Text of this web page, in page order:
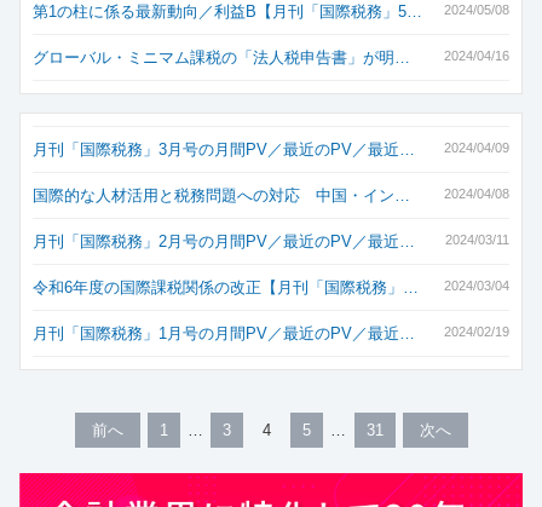
2024/05/08
第1の柱に係る最新動向／利益B【月刊「国際税務」5…
2024/04/16
グローバル・ミニマム課税の「法人税申告書」が明…
2024/04/09
月刊「国際税務」3月号の月間PV／最近のPV／最近…
2024/04/08
国際的な人材活用と税務問題への対応 中国・イン…
2024/03/11
月刊「国際税務」2月号の月間PV／最近のPV／最近…
2024/03/04
令和6年度の国際課税関係の改正【月刊「国際税務」…
2024/02/19
月刊「国際税務」1月号の月間PV／最近のPV／最近…
前へ 1 3 4 5 31 次へ